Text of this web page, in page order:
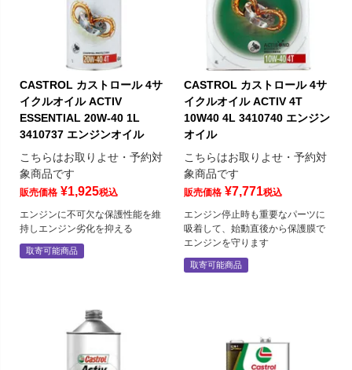
CASTROL カストロール 4サ
イクルオイル ACTIV
ESSENTIAL 20W-40 1L
3410737 エンジンオイル
こちらはお取りよせ・予約対
象商品です
販売価格 ¥1,925税込
エンジンに不可欠な保護性能を維
持しエンジン劣化を抑える
取寄可能商品
CASTROL カストロール 4サ
イクルオイル ACTIV 4T
10W40 4L 3410740 エンジン
オイル
こちらはお取りよせ・予約対
象商品です
販売価格 ¥7,771税込
エンジン停止時も重要なパーツに
吸着して、始動直後から保護膜で
エンジンを守ります
取寄可能商品